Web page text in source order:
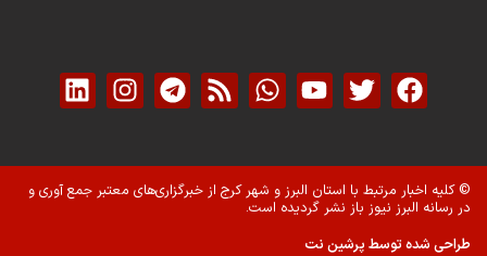
© کلیه اخبار مرتبط با استان البرز و شهر کرج از خبرگزاری‌های معتبر جمع آوری و
در رسانه البرز نیوز باز نشر گردیده است.
طراحی شده توسط پرشین نت